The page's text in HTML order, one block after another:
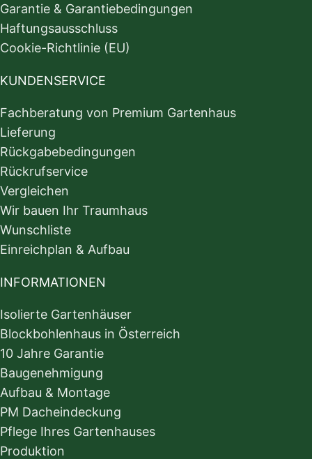
Garantie & Garantiebedingungen
Haftungsausschluss
Cookie-Richtlinie (EU)
KUNDENSERVICE
Fachberatung von Premium Gartenhaus
Lieferung
Rückgabebedingungen
Rückrufservice
Vergleichen
Wir bauen Ihr Traumhaus
Wunschliste
Einreichplan & Aufbau
INFORMATIONEN
Isolierte Gartenhäuser
Blockbohlenhaus in Österreich
10 Jahre Garantie
Baugenehmigung
Aufbau & Montage
PM Dacheindeckung
Pflege Ihres Gartenhauses
Produktion